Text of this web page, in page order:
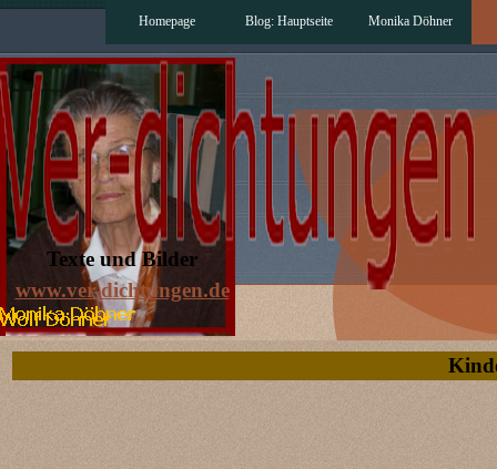
Direkt zum Seiteninhalt
Homepage Blog: Hauptseite Monika Döhner
Texte und Bilder
www.ver-dichtungen.de